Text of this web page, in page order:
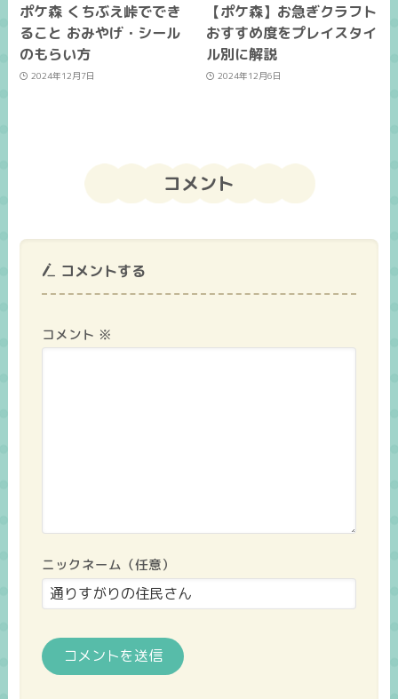
ポケ森 くちぶえ峠ででき
ること おみやげ・シール
のもらい方
2024年12月7日
【ポケ森】お急ぎクラフト
おすすめ度をプレイスタイ
ル別に解説
2024年12月6日
コメント
コメントする
コメント ※
ニックネーム（任意）